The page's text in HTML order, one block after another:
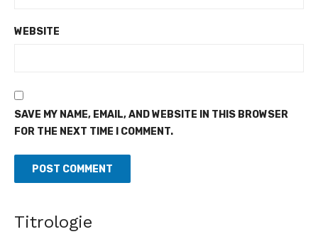
WEBSITE
SAVE MY NAME, EMAIL, AND WEBSITE IN THIS BROWSER
FOR THE NEXT TIME I COMMENT.
Titrologie